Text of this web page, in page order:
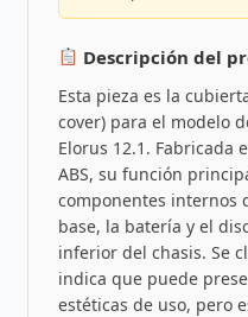
Descripción del
Esta pieza es la
cover) para el modelo
Elorus 12.1. Fabricada
ABS, su función
componentes internos
base, la batería y el
inferior del chasis. Se
indica que puede
estéticas de uso, pero